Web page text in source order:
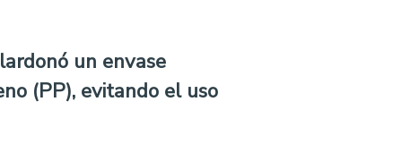
un envase
(PP), evitando el uso